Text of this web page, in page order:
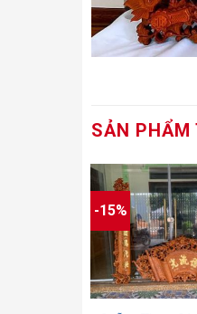
SẢN PHẨM
-15%
+